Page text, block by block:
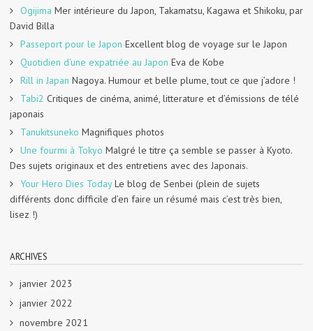
Ogijima Mer intérieure du Japon, Takamatsu, Kagawa et Shikoku, par
David Billa
Passeport pour le Japon Excellent blog de voyage sur le Japon
Quotidien d'une expatriée au Japon Eva de Kobe
Rill in Japan Nagoya. Humour et belle plume, tout ce que j’adore !
Tabi2 Critiques de cinéma, animé, litterature et d’émissions de télé
japonais
Tanukitsuneko Magnifiques photos
Une fourmi à Tokyo Malgré le titre ça semble se passer à Kyoto.
Des sujets originaux et des entretiens avec des Japonais.
Your Hero Dies TodayLe blog de Senbei (plein de sujets
différents donc difficile d’en faire un résumé mais c’est très bien,
lisez !)
ARCHIVES
janvier 2023
janvier 2022
novembre 2021